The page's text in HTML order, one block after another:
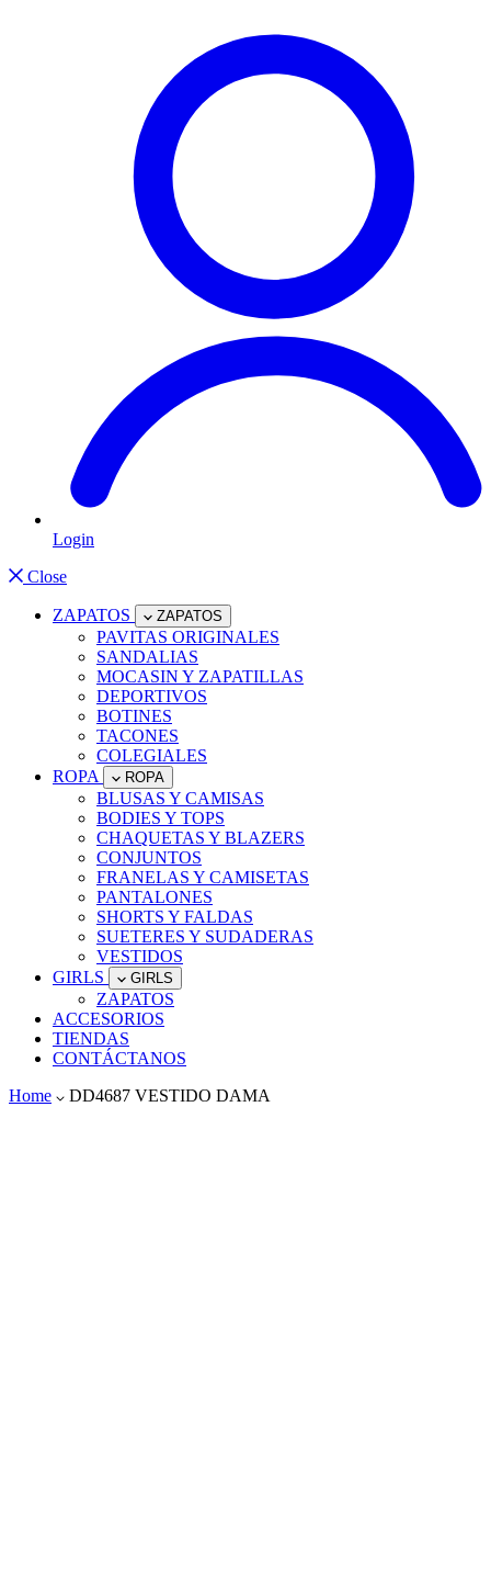
Login
Close
ZAPATOS ZAPATOS
PAVITAS ORIGINALES
SANDALIAS
MOCASIN Y ZAPATILLAS
DEPORTIVOS
BOTINES
TACONES
COLEGIALES
ROPA
ROPA
BLUSAS Y CAMISAS
BODIES Y TOPS
CHAQUETAS Y BLAZERS
CONJUNTOS
FRANELAS Y CAMISETAS
PANTALONES
SHORTS Y FALDAS
SUETERES Y SUDADERAS
VESTIDOS
GIRLS
GIRLS
ZAPATOS
ACCESORIOS
TIENDAS
CONTÁCTANOS
Home
DD4687 VESTIDO DAMA